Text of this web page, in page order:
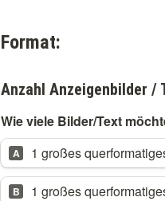
Format:
Anzahl Anzeigenbilder /
Wie viele Bilder/Text
A 1 großes
B 1 großes